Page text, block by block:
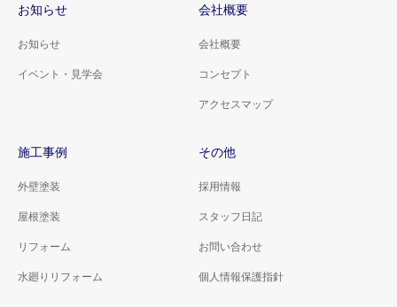
お知らせ
お知らせ
イベント・見学会
会社概要
会社概要
コンセプト
アクセスマップ
施工事例
外壁塗装
屋根塗装
リフォーム
水廻りリフォーム
その他
採用情報
スタッフ日記
お問い合わせ
個人情報保護指針